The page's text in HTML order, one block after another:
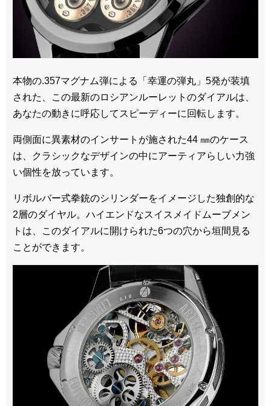
本物の.357マグナム弾による「幸運の弾丸」5発が装填
された、この最新のロシアンルーレットのダイアルは、
あなたの動きに呼応してスピーディーに回転します。
両側面に異素材のインサートが施された44 ㎜のケース
は、クラシックなデザインの中にアーティアらしい力強
い個性を放っています。
リボルバー式拳銃のシリンダーをイメージした独創的な
2層のダイヤル。ハイエンドなスイスメイドムーブメン
トは、このダイアルに開けられた6つの穴から垣間見る
ことができます。